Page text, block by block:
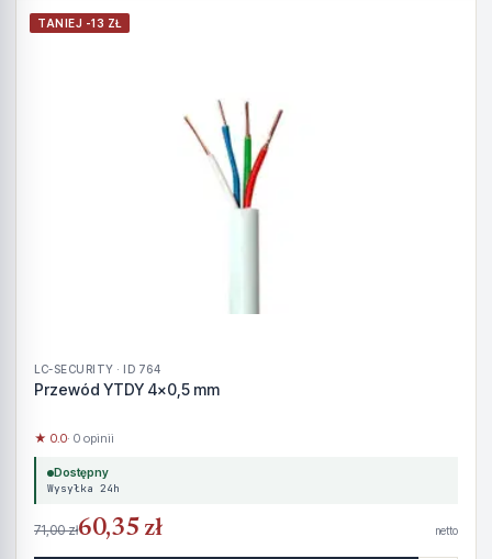
TANIEJ -13 ZŁ
LC-SECURITY · ID 764
Przewód YTDY 4x0,5 mm
★ 0.0· 0 opinii
Dostępny
Wysyłka 24h
71,00 zł60,35 zł netto